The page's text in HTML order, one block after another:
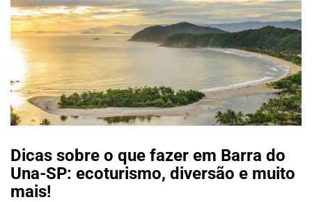
Dicas sobre o que fazer em Barra do
Una-SP: ecoturismo, diversão e muito
mais!